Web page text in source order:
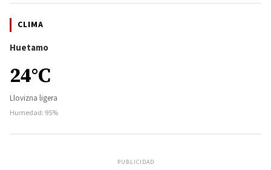
CLIMA
Huetamo
24°C
Llovizna ligera
Humedad: 95%
PUBLICIDAD